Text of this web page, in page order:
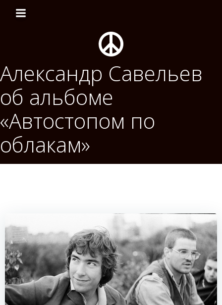
содержимому
Александр Савельев
об альбоме
«Автостопом по
облакам»